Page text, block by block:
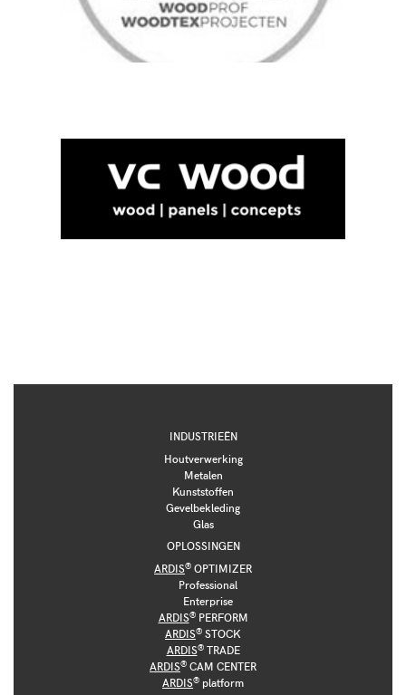
INDUSTRIEËN
Houtverwerking
Metalen
Kunststoffen
Gevelbekleding
Glas
OPLOSSINGEN
ARDIS® OPTIMIZER
Professional
Enterprise
ARDIS®PERFORM
ARDIS® STOCK
ARDIS®TRADE
ARDIS® CAM CENTER
ARDIS® platform